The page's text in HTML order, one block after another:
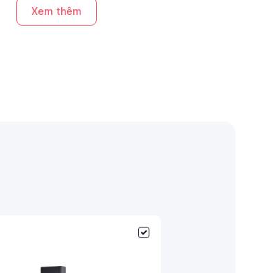
0,15~3 m/s (0,5~10 ft./s)
Xem thêm